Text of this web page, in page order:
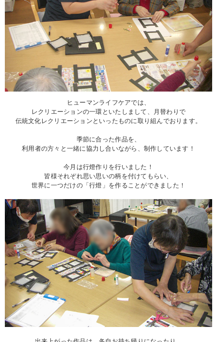
ヒューマンライフケアでは、
レクリエーションの一環といたしまして、月替わりで
伝統文化レクリエーションといったものに取り組んでおります。
季節に合った作品を、
利用者の方々と一緒に協力し合いながら、制作しています！
今月は行燈作りを行いました！
皆様それぞれ思い思いの柄を付けてもらい、
世界に一つだけの「行燈」を作ることができました！